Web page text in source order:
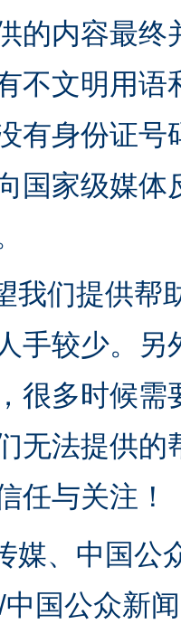
的内容最
不文明用
有身份证
国家级媒
我们提供帮
手较少。
很多时候
无法提供
任与关注！
媒、中国公
国公众新